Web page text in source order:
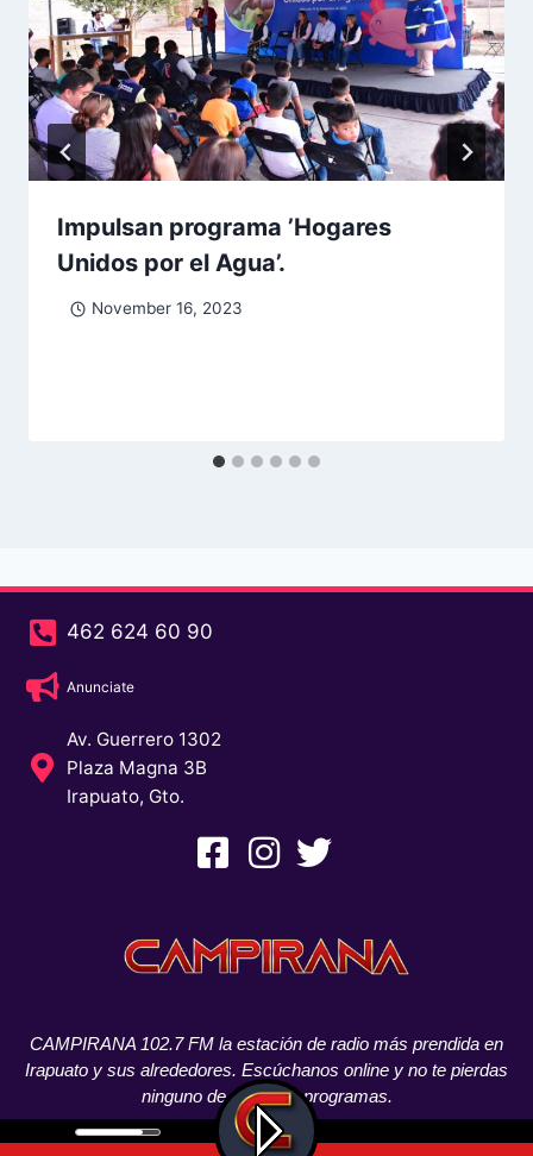
Impulsan programa ’Hogares
Unidos por el Agua’.
November 16, 2023
462 624 60 90
Anunciate
Av. Guerrero 1302
Plaza Magna 3B
Irapuato, Gto.
CAMPIRANA 102.7 FM la estación de radio más prendida en
Irapuato y sus alrededores. Escúchanos online y no te pierdas
ninguno de nuestros programas.